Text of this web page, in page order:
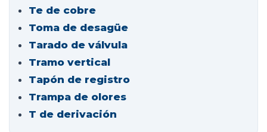
Te de cobre
Toma de desagüe
Tarado de válvula
Tramo vertical
Tapón de registro
Trampa de olores
T de derivación